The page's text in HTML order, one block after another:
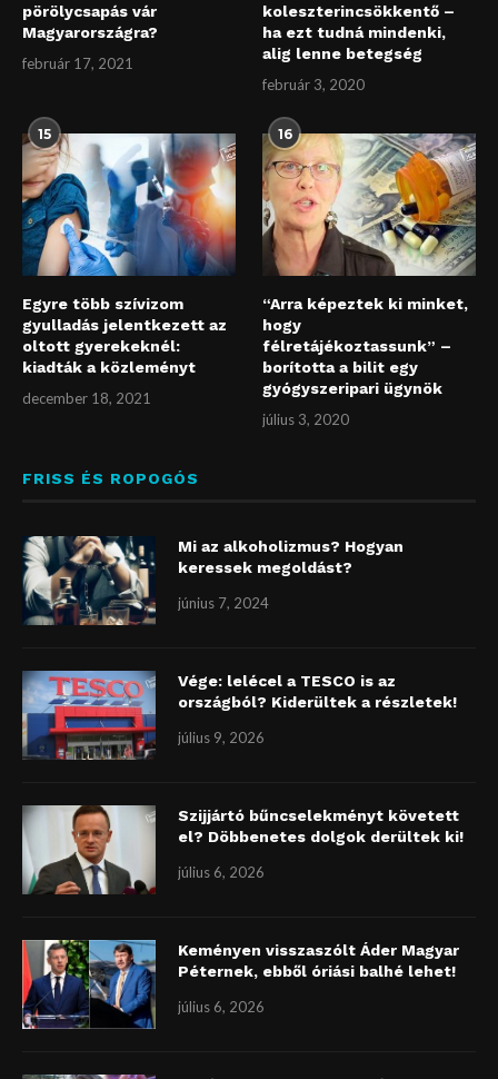
pörölycsapás vár
Magyarországra?
február 17, 2021
koleszterincsökkentő –
ha ezt tudná mindenki,
alig lenne betegség
február 3, 2020
15
Egyre több szívizom
gyulladás jelentkezett az
oltott gyerekeknél:
kiadták a közleményt
december 18, 2021
16
“Arra képeztek ki minket,
hogy
félretájékoztassunk” –
borította a bilit egy
gyógyszeripari ügynök
július 3, 2020
FRISS ÉS ROPOGÓS
Mi az alkoholizmus? Hogyan
keressek megoldást?
június 7, 2024
Vége: lelécel a TESCO is az
országból? Kiderültek a részletek!
július 9, 2026
Szijjártó bűncselekményt követett
el? Döbbenetes dolgok derültek ki!
július 6, 2026
Keményen visszaszólt Áder Magyar
Péternek, ebből óriási balhé lehet!
július 6, 2026